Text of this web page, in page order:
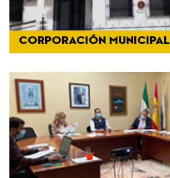
CORPORACIÓN MUNICIPAL